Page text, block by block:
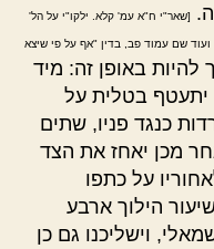
[שאר"י ח"א עמ' קלא. ילקו"י על הל'
שם עמוד פב, בדין "אף על פי שיצא
באופן זה: מיד
בטלית על
כנגד פניו, שתים
מכן יאחז את הצד
על כתפו
הילוך ארבע
וישליכנו גם כן